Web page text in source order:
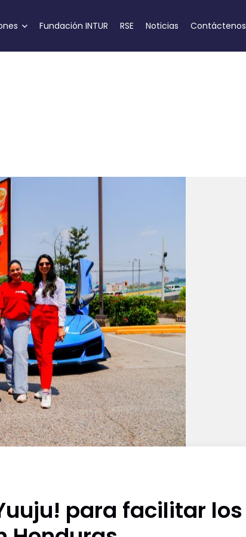
Fundación INTUR RSE Noticias Contáctenos
para facilitar los